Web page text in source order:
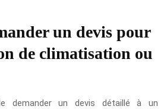
un devis pour
de climatisation ou
demander un devis détaillé à un